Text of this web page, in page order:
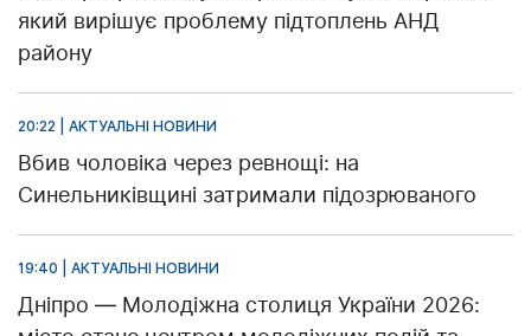
який вирішує проблему підтоплень АНД
району
20:22 | АКТУАЛЬНІ НОВИНИ
Вбив чоловіка через ревнощі: на
Синельниківщині затримали підозрюваного
19:40 | АКТУАЛЬНІ НОВИНИ
Дніпро — Молодіжна столиця України 2026: